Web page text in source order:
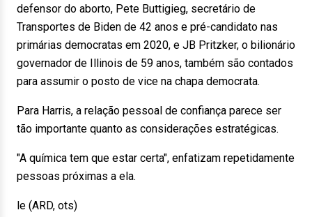
defensor do aborto, Pete Buttigieg, secretário de
Transportes de Biden de 42 anos e pré-candidato nas
primárias democratas em 2020, e JB Pritzker, o bilionário
governador de Illinois de 59 anos, também são contados
para assumir o posto de vice na chapa democrata.
Para Harris, a relação pessoal de confiança parece ser
tão importante quanto as considerações estratégicas.
"A química tem que estar certa", enfatizam repetidamente
pessoas próximas a ela.
le (ARD, ots)